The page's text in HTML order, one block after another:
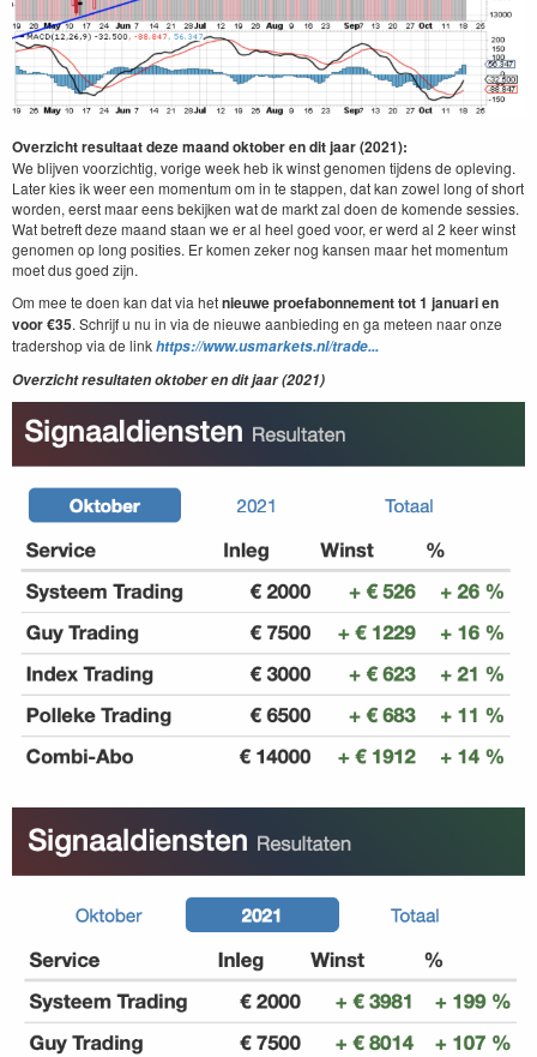
Overzicht resultaat deze maand oktober en dit jaar (2021):
We blijven voorzichtig, vorige week heb ik winst genomen tijdens de opleving.
Later kies ik weer een momentum om in te stappen, dat kan zowel long of short
worden, eerst maar eens bekijken wat de markt zal doen de komende sessies.
Wat betreft deze maand staan we er al heel goed voor, er werd al 2 keer winst
genomen op long posities. Er komen zeker nog kansen maar het momentum
moet dus goed zijn.
Om mee te doen kan dat via hetnieuweproefabonnement tot 1 januari en
voor €35. Schrijf u nu in via de nieuwe aanbieding en ga meteen naar onze
tradershop via de linkhttps://www.usmarkets.nl/trade...
Overzicht resultaten oktober en dit jaar (2021)